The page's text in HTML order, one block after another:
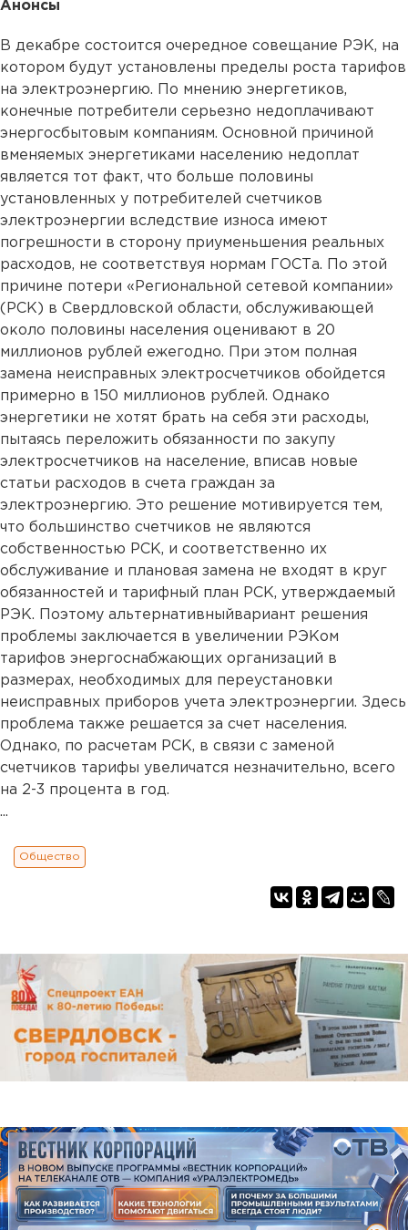
Анонсы
В декабре состоится очередное совещание РЭК, на
котором будут установлены пределы роста тарифов
на электроэнергию. По мнению энергетиков,
конечные потребители серьезно недоплачивают
энергосбытовым компаниям. Основной причиной
вменяемых энергетиками населению недоплат
является тот факт, что больше половины
установленных у потребителей счетчиков
электроэнергии вследствие износа имеют
погрешности в сторону приуменьшения реальных
расходов, не соответствуя нормам ГОСТа. По этой
причине потери «Региональной сетевой компании»
(РСК) в Свердловской области, обслуживающей
около половины населения оценивают в 20
миллионов рублей ежегодно. При этом полная
замена неисправных электросчетчиков обойдется
примерно в 150 миллионов рублей. Однако
энергетики не хотят брать на себя эти расходы,
пытаясь переложить обязанности по закупу
электросчетчиков на население, вписав новые
статьи расходов в счета граждан за
электроэнергию. Это решение мотивируется тем,
что большинство счетчиков не являются
собственностью РСК, и соответственно их
обслуживание и плановая замена не входят в круг
обязанностей и тарифный план РСК, утверждаемый
РЭК. Поэтому альтернативныйвариант решения
проблемы заключается в увеличении РЭКом
тарифов энергоснабжающих организаций в
размерах, необходимых для переустановки
неисправных приборов учета электроэнергии. Здесь
проблема также решается за счет населения.
Однако, по расчетам РСК, в связи с заменой
счетчиков тарифы увеличатся незначительно, всего
на 2-3 процента в год.
...
Общество